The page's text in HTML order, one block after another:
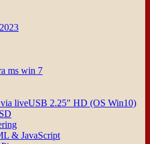
ms win 7
liveUSB 2.25″ HD (OS Win10)
& JavaScript